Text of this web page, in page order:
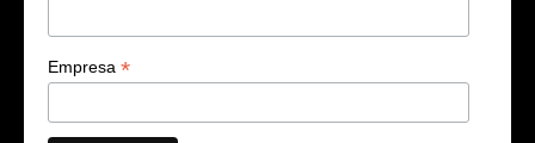
Empresa *